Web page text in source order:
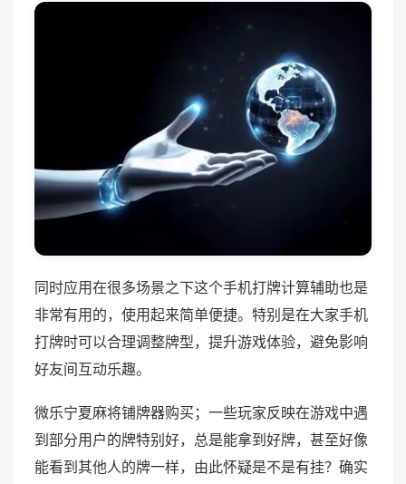
同时应用在很多场景之下这个手机打牌计算辅助也是
非常有用的，使用起来简单便捷。特别是在大家手机
打牌时可以合理调整牌型，提升游戏体验，避免影响
好友间互动乐趣。
微乐宁夏麻将铺牌器购买；一些玩家反映在游戏中遇
到部分用户的牌特别好，总是能拿到好牌，甚至好像
能看到其他人的牌一样，由此怀疑是不是有挂？确实